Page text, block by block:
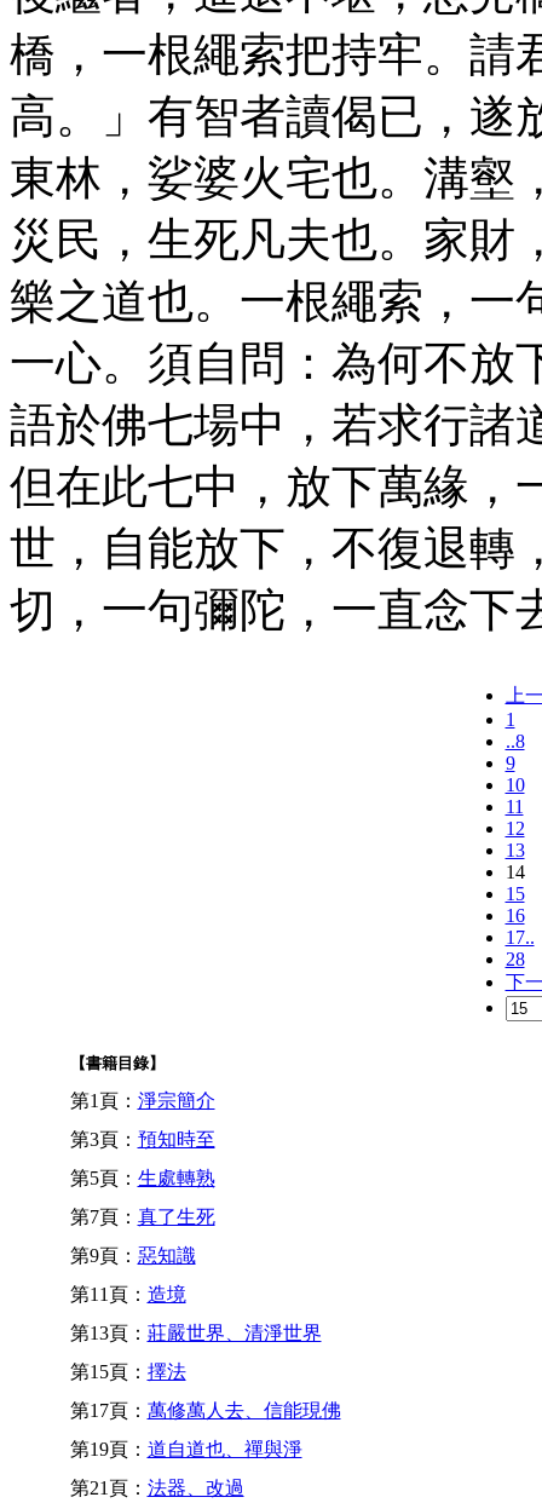
橋，一根繩索把持牢。請
高。」有智者讀偈已，遂
東林，娑婆火宅也。溝壑
災民，生死凡夫也。家財
樂之道也。一根繩索，一
一心。須自問：為何不放
語於佛七場中，若求行諸
但在此七中，放下萬緣，
世，自能放下，不復退轉
切，一句彌陀，一直念下
上
1
..8
9
10
11
12
13
14
15
16
17..
28
下
【書籍目錄】
第1頁： 淨宗簡介
第3頁： 預知時至
第5頁： 生處轉熟
第7頁： 真了生死
第9頁： 惡知識
第11頁： 造境
第13頁： 莊嚴世界、清淨世界
第15頁： 擇法
第17頁： 萬修萬人去、信能現佛
第19頁： 道自道也、禪與淨
第21頁： 法器、改過